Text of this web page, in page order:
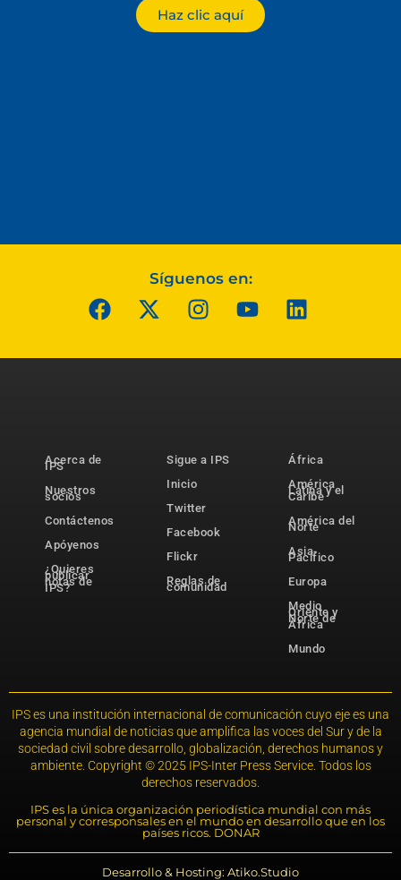
Haz clic aquí
Síguenos en:
Acerca de
IPS
Nuestros
socios
Contáctenos
Apóyenos
¿Quieres
publicar
notas de
IPS?
Sigue a IPS
Inicio
Twitter
Facebook
Flickr
Reglas de
comunidad
África
América
Latina y el
Caribe
América del
Norte
Asia-
Pacífico
Europa
Medio
Oriente y
Norte de
África
Mundo
IPS es una institución internacional de comunicación cuyo eje es una
agencia mundial de noticias que amplifica las voces del Sur y de la
sociedad civil sobre desarrollo, globalización, derechos humanos y
ambiente. Copyright © 2025 IPS-Inter Press Service. Todos los
derechos reservados.
IPS es la única organización periodística mundial con más
personal y corresponsales en el mundo en desarrollo que en los
países ricos. DONAR
Desarrollo & Hosting: Atiko.Studio